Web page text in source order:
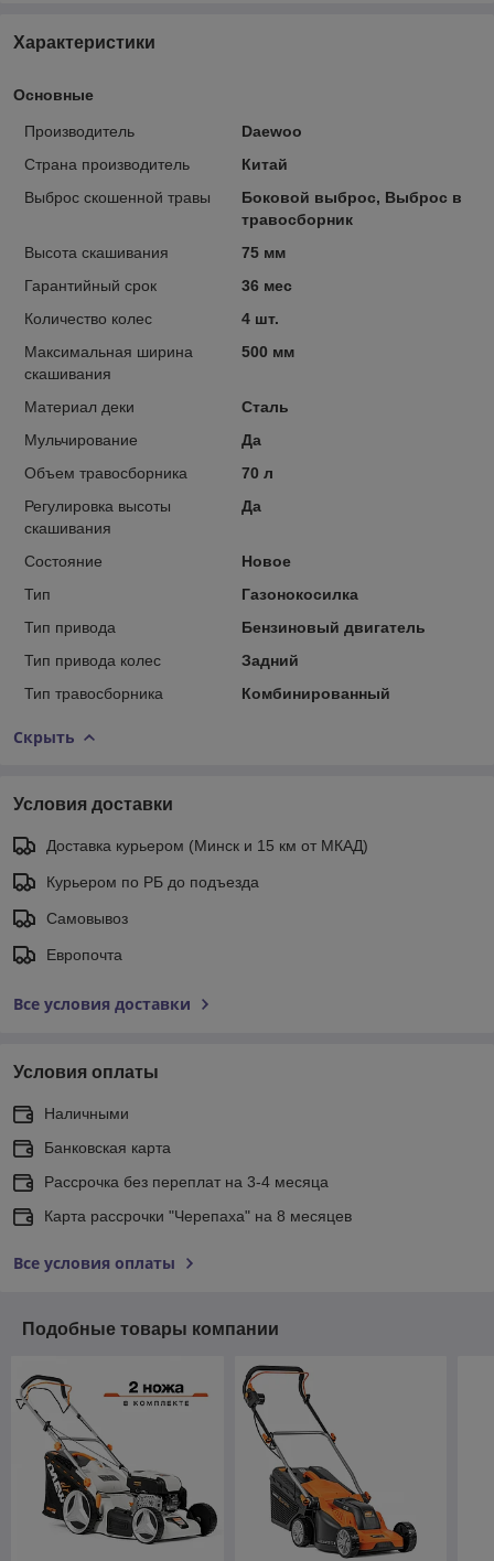
Характеристики
Основные
Производитель
Daewoo
Страна производитель
Китай
Выброс скошенной травы
Боковой выброс, Выброс в
травосборник
Высота скашивания
75 мм
Гарантийный срок
36 мес
Количество колес
4 шт.
Максимальная ширина
скашивания
500 мм
Материал деки
Сталь
Мульчирование
Да
Объем травосборника
70 л
Регулировка высоты
скашивания
Да
Состояние
Новое
Тип
Газонокосилка
Тип привода
Бензиновый двигатель
Тип привода колес
Задний
Тип травосборника
Комбинированный
Скрыть
Условия доставки
Доставка курьером (Минск и 15 км от МКАД)
Курьером по РБ до подъезда
Самовывоз
Европочта
Все условия доставки
Условия оплаты
Наличными
Банковская карта
Рассрочка без переплат на 3-4 месяца
Карта рассрочки "Черепаха" на 8 месяцев
Все условия оплаты
Подобные товары компании